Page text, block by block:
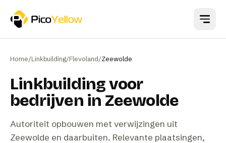
Home/Linkbuilding/Flevoland /Zeewolde
Linkbuilding voor
bedrijven in Zeewolde
Autoriteit opbouwen met verwijzingen uit
Zeewolde en daarbuiten. Relevante plaatsingen,